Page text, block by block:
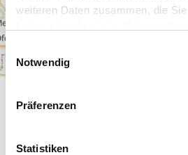
weiteren Daten zusammen, die
E
Notwendig
Präferenzen
Statistiken